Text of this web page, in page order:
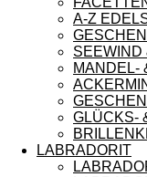
A-Z
SEEWIND
MANDEL-
GLÜCKS-
LABRADORIT